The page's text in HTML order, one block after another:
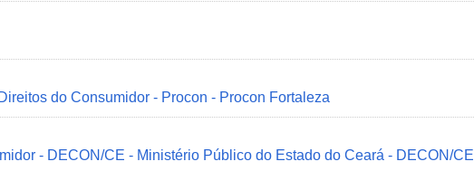
do Consumidor - Procon - Procon Fortaleza
- DECON/CE - Ministério Público do Estado do Ceará - DECON/CE